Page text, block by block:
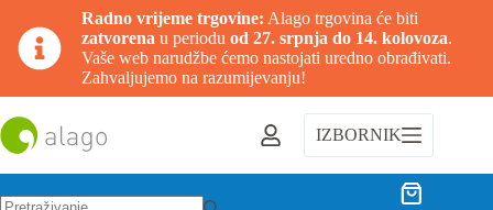
Radno vrijeme trgovine: Alago trgovina će biti
zatvorena u periodu od 27. srpnja do 14. kolovoza.
Vaše web narudžbe ćemo nastojati uredno obrađivati.
Zahvaljujemo na razumijevanju!
na
sadržaj
IZBORNIK
Košarica